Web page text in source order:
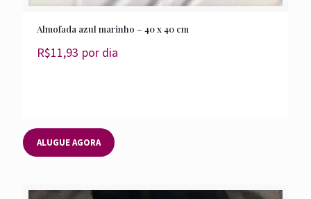
Almofada azul marinho – 40 x 40 cm
R$11,93 por dia
ALUGUE AGORA